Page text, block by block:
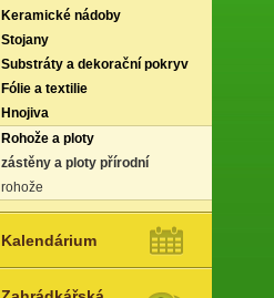
Keramické nádoby
Stojany
Substráty a dekorační pokryv
Fólie a textilie
Hnojiva
Rohože a ploty
zástěny a ploty přírodní
rohože
Kalendárium